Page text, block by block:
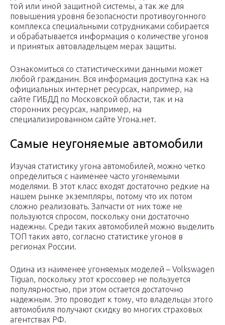
той или иной защитной системы, а так же для
повышения уровня безопасности противоугонного
комплекса специальными сотрудниками собирается
и обрабатывается информация о количестве угонов
и принятых автовладельцем мерах защиты.
Ознакомиться со статистическими данными может
любой гражданин. Вся информация доступна как на
официальных интернет ресурсах, например, на
сайте ГИБДД по Московской области, так и на
сторонних ресурсах, например, на
специализированном сайте Угона.нет.
Самые неугоняемые автомобили
Изучая статистику угона автомобилей, можно четко
определиться с наименее часто угоняемыми
моделями. В этот класс входят достаточно редкие на
нашем рынке экземпляры, потому что их потом
сложно реализовать. Запчасти от них тоже не
пользуются спросом, поскольку они достаточно
надежны. Среди таких автомобилей можно выделить
ТОП таких авто, согласно статистике угонов в
регионах России.
Одина из наименее угоняемых моделей – Volkswagen
Tiguan, поскольку этот кроссовер не пользуется
популярностью, при этом остается достаточно
надежным. Это проводит к тому, что владельцы этого
автомобиля получают скидку во многих страховых
агентствах РФ.